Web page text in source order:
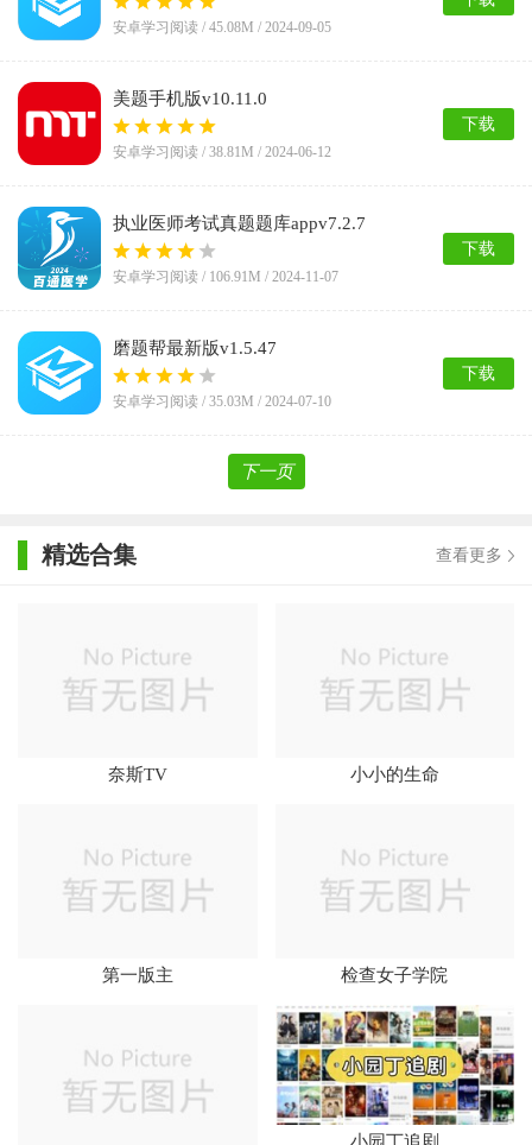
安卓学习阅读 / 45.08M / 2024-09-05
美题手机版v10.11.0
安卓学习阅读 / 38.81M / 2024-06-12
下载
执业医师考试真题题库appv7.2.7
安卓学习阅读 / 106.91M / 2024-11-07
下载
磨题帮最新版v1.5.47
安卓学习阅读 / 35.03M / 2024-07-10
下载
下一页
精选合集 查看更多
奈斯TV 小小的生命
第一版主 检查女子学院
小园丁追剧